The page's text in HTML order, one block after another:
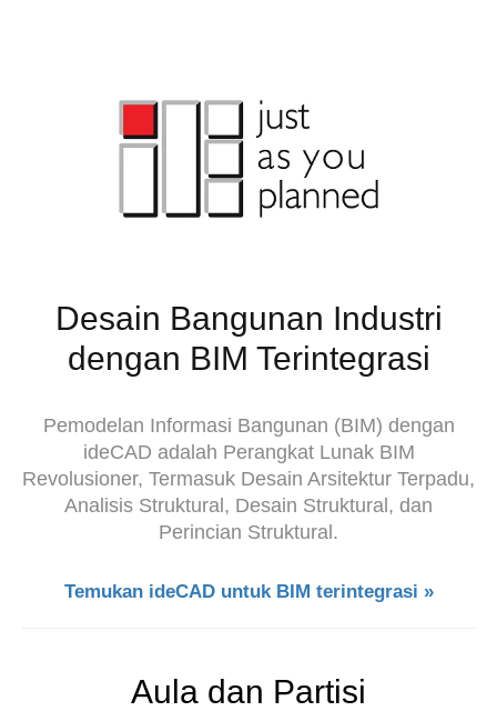
Desain Bangunan Industri
dengan BIM Terintegrasi
Pemodelan Informasi Bangunan (BIM) dengan
ideCAD adalah Perangkat Lunak BIM
Revolusioner, Termasuk Desain Arsitektur Terpadu,
Analisis Struktural, Desain Struktural, dan
Perincian Struktural.
Temukan ideCAD untuk BIM terintegrasi »
Aula dan Partisi